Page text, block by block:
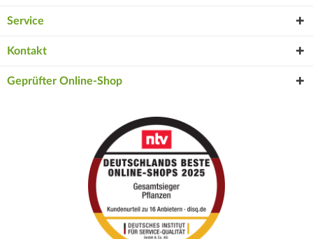
Service
Kontakt
Geprüfter Online-Shop